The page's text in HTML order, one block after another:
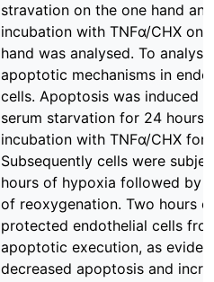
stravation on the one hand and
incubation with TNFα/CHX on
hand was analysed. To
apoptotic mechanisms in
cells. Apoptosis was induced
serum starvation for 24 hours
incubation with TNFα/CHX for
Subsequently cells were
hours of hypoxia followed by
of reoxygenation. Two hours
protected endothelial cells
apoptotic execution, as
decreased apoptosis and